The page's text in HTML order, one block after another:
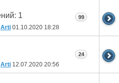
Arti 01.10.2020 18:28
99
Arti 12.07.2020 20:56
24